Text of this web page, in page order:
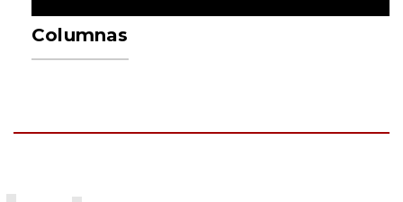
Columnas